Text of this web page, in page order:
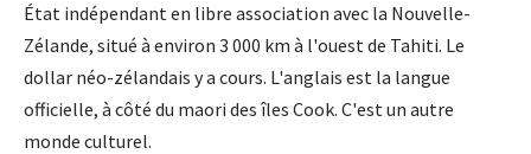
État indépendant en libre association avec la Nouvelle-
Zélande, situé à environ 3 000 km à l'ouest de Tahiti. Le
dollar néo-zélandais y a cours. L'anglais est la langue
officielle, à côté du maori des îles Cook. C'est un autre
monde culturel.